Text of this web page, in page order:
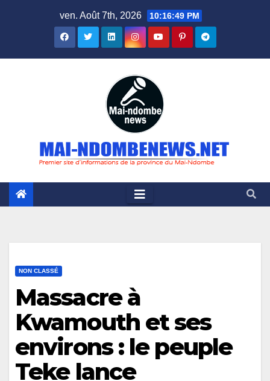
ven. Août 7th, 2026 10:16:50 PM
NON CLASSÉ
Massacre à
Kwamouth et ses
environs : le peuple
Teke lance